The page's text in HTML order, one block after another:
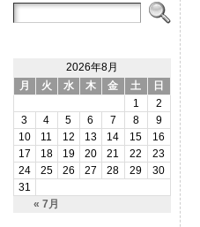
2026年8月
月
火 水 木 金 土 日
« 7月
1
2
3
4 5 6 7 8
9
10
11 12 13 14 15
16
17
18 19 20 21 22
23
24
25 26 27 28 29
30
31